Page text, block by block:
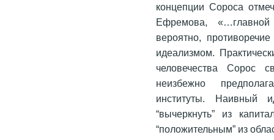
концепции Сороса
Ефремова, «…главной
вероятно,
идеализмом.
человечества Сорос
неизбежно
институты. Наивный
“вычеркнуть” из
“положительным” из